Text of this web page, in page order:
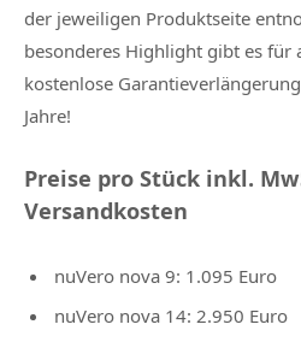
der jeweiligen Produktseite
besonderes Highlight gibt es für
kostenlose
Jahre!
Preise pro Stück inkl.
Versandkosten
nuVero nova 9: 1.095 Euro
nuVero nova 14: 2.950 Euro